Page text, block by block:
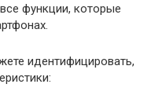
функции, которые
идентифицировать,